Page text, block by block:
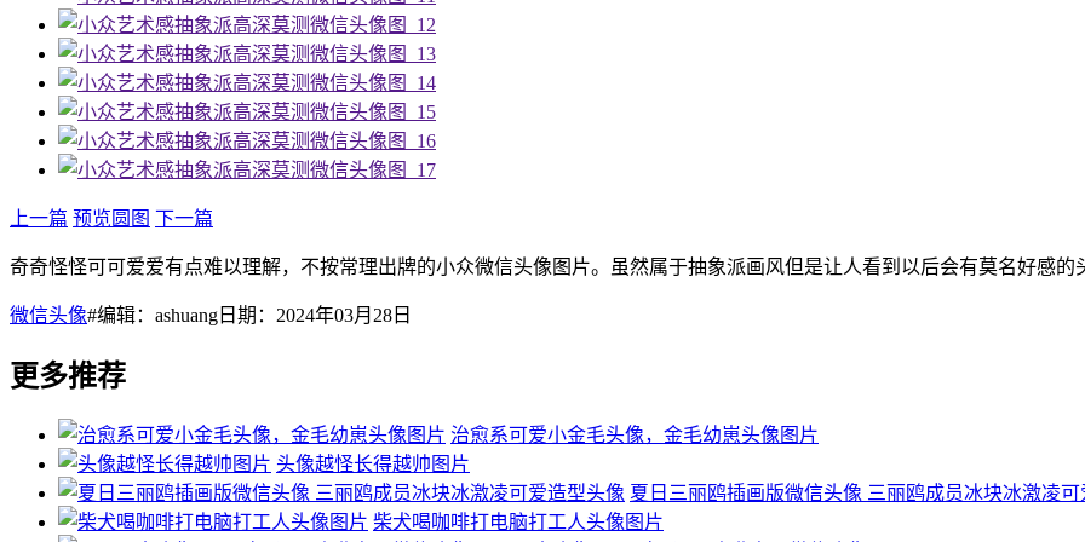
上一篇 预览圆图 下一篇
奇奇怪怪可可爱爱有点难以理解，不按常理出牌的小众微信头像图片。虽然属于抽象派画风但是让人看到以后会有莫名好感的
微信头像#编辑：ashuang日期：2024年03月28日
更多推荐
治愈系可爱小金毛头像，金毛幼崽头像图片
头像越怪长得越帅图片
夏日三丽鸥插画版微信头像 三丽鸥成员冰块冰激凌可
柴犬喝咖啡打电脑打工人头像图片